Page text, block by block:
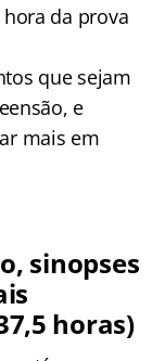
da prova
que sejam
e
mais em
sinopses
horas)